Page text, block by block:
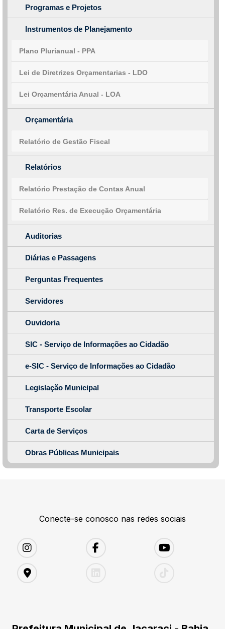
Programas e Projetos
Instrumentos de Planejamento
Plano Plurianual - PPA
Lei de Diretrizes Orçamentarias - LDO
Lei Orçamentária Anual - LOA
Orçamentária
Relatório de Gestão Fiscal
Relatórios
Relatório Prestação de Contas Anual
Relatório Res. de Execução Orçamentária
Auditorias
Diárias e Passagens
Perguntas Frequentes
Servidores
Ouvidoria
SIC - Serviço de Informações ao Cidadão
e-SIC - Serviço de Informações ao Cidadão
Legislação Municipal
Transporte Escolar
Carta de Serviços
Obras Públicas Municipais
Conecte-se conosco nas redes sociais